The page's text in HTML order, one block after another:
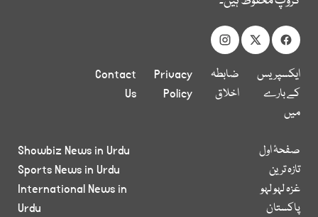
ایکسپریس
کے بارے
میں
ضابطہ
اخلاق
Privacy
Policy
Contact
Us
صفحۂ اول
تازہ ترین
غزہ لہو لہو
پاکستان
Showbiz News in Urdu
Sports News in Urdu
International News in
Urdu